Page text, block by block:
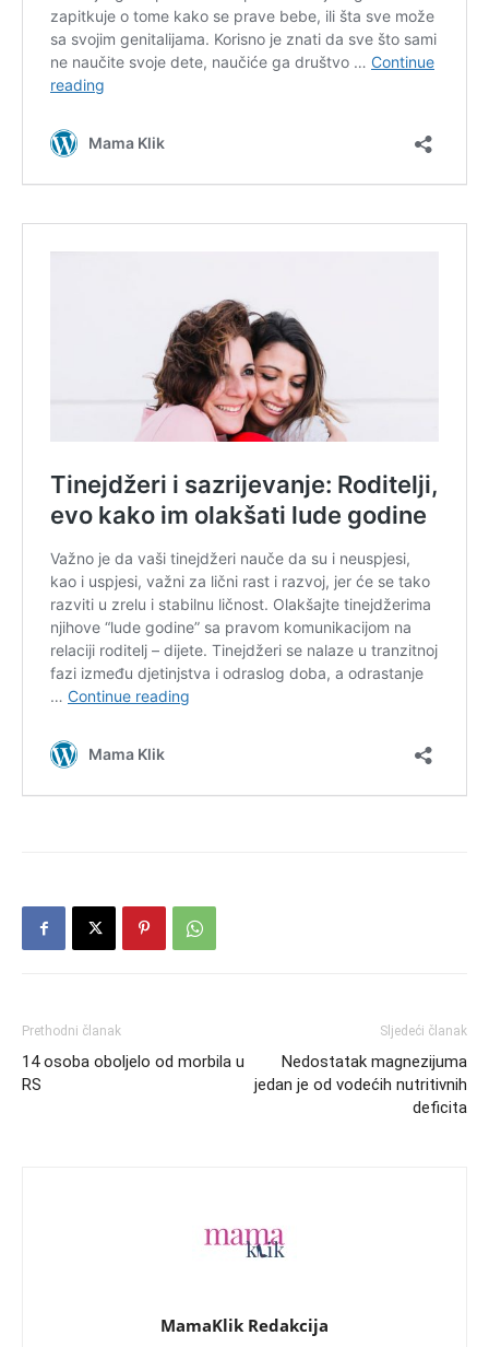
Prethodni članak
14 osoba oboljelo od morbila u
RS
Sljedeći članak
Nedostatak magnezijuma
jedan je od vodećih nutritivnih
deficita
MamaKlik Redakcija